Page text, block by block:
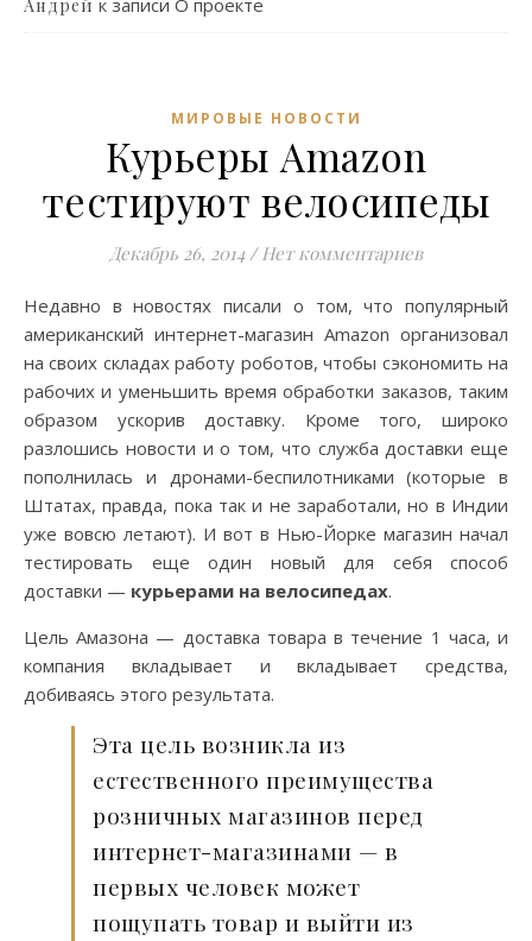
Андрей к записи О проекте
МИРОВЫЕ НОВОСТИ
Курьеры Amazon
тестируют велосипеды
Декабрь 26, 2014 / Нет комментариев
Недавно в новостях писали о том, что популярный
американский интернет-магазин Amazon организовал
на своих складах работу роботов, чтобы сэкономить на
рабочих и уменьшить время обработки заказов, таким
образом ускорив доставку. Кроме того, широко
разлошись новости и о том, что служба доставки еще
пополнилась и дронами-беспилотниками (которые в
Штатах, правда, пока так и не заработали, но в Индии
уже вовсю летают). И вот в Нью-Йорке магазин начал
тестировать еще один новый для себя способ
доставки — курьерами на велосипедах.
Цель Амазона — доставка товара в течение 1 часа, и
компания вкладывает и вкладывает средства,
добиваясь этого результата.
Эта цель возникла из
естественного преимущества
розничных магазинов перед
интернет-магазинами — в
первых человек может
пощупать товар и выйти из